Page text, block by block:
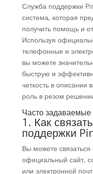
Служба поддержки
система, которая
получить помощь и
Используя
телефонные и
вы можете
быструю и
четкость в описании
роль в резом
Часто задаваемые
1. Как
поддержки
Вы можете
официальный сайт,
или электронной